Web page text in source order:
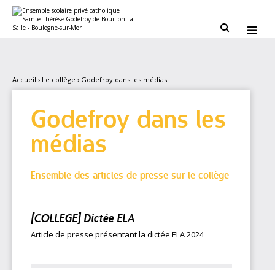
contenu.
personnels
 
Accueil › Le collège › Godefroy dans les médias
Godefroy dans les
médias
Ensemble des articles de presse sur le collège
[COLLEGE] Dictée ELA
Article de presse présentant la dictée ELA 2024